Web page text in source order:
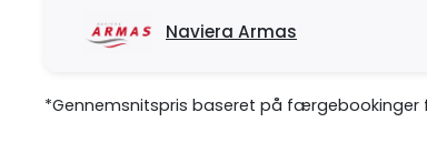
Naviera Armas
*Gennemsnitspris baseret på færgebookinger